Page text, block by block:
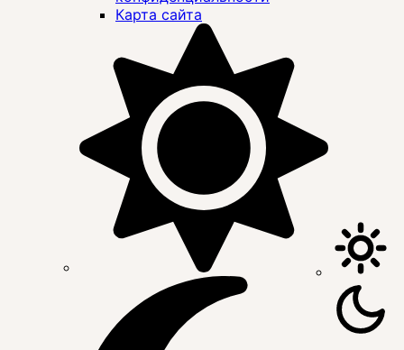
Карта сайта